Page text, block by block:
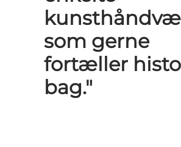
som gerne
fortæller
bag."